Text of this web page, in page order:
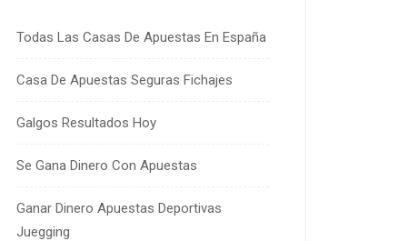
Todas Las Casas De Apuestas En España
Casa De Apuestas Seguras Fichajes
Galgos Resultados Hoy
Se Gana Dinero Con Apuestas
Ganar Dinero Apuestas Deportivas
Juegging